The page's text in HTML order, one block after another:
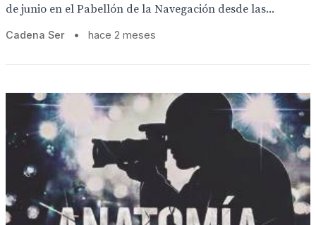
de junio en el Pabellón de la Navegación desde las...
Cadena Ser • hace 2 meses